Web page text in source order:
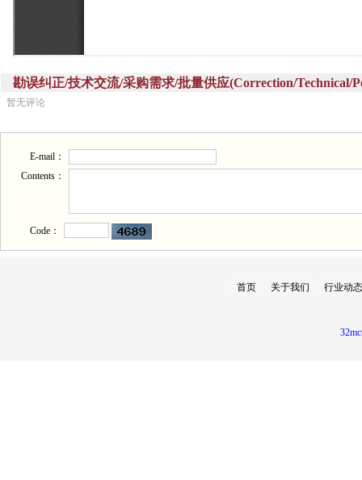
勘误纠正/技术交流/采购需求/批量供应(Correction/Technical/
暂无评论
E-mail：
Contents：
Code：
首页 关于我们 行业动态